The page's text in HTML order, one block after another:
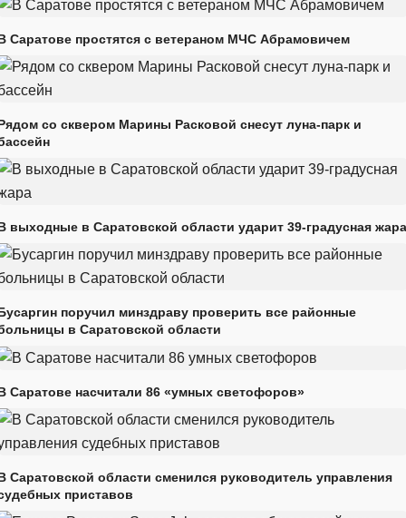
Саратове простятся с ветераном МЧС Абрамовичем
со сквером Марины Расковой снесут луна-парк и
выходные в Саратовской области ударит 39-градусная жара
поручил минздраву проверить все районные
в Саратовской области
Саратове насчитали 86 «умных светофоров»
Саратовской области сменился руководитель управления
приставов